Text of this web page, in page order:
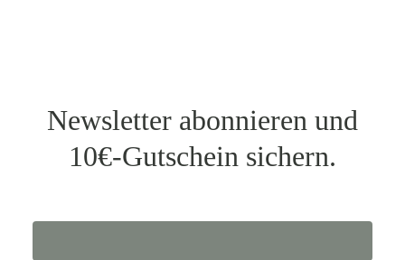
Newsletter abonnieren und
10€-Gutschein sichern.